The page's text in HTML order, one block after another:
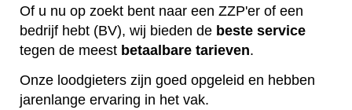
Of u nu op zoekt bent naar een ZZP'er of een
bedrijf hebt (BV), wij bieden de beste service
tegen de meest betaalbare tarieven.
Onze loodgieters zijn goed opgeleid en hebben
jarenlange ervaring in het vak.